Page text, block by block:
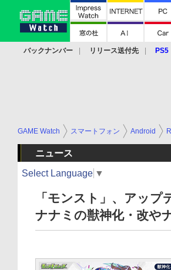
バックナンバー リリース送付先
PS5
GAME Watch スマートフォン Android
ニュース
Select Language ▼
「モンスト」、アッ
ナナミの獣神化・改や